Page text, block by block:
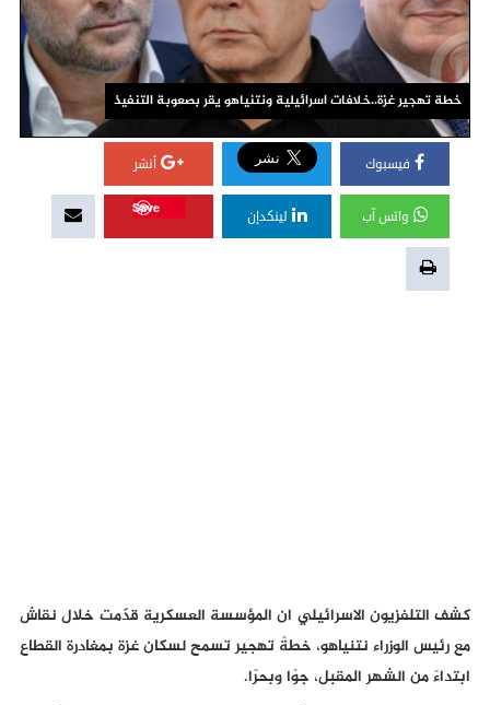
خطة تهجير غزة..خلافات اسرائيلية ونتنياهو يقر بصعوبة التنفيذ
فيسبوك أنشر
واتس آب لينكدإن
Save
كشف التلفزيون الاسرائيلي ان المؤسسة العسكرية قدّمت خلال نقاش
مع رئيس الوزراء نتنياهو، خطةً تهجير تسمح لسكان غزة بمغادرة القطاع
ابتداءً من الشهر المقبل، جوًا وبحرًا.